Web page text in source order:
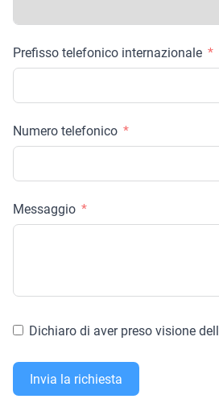
Prefisso telefonico internazionale
Numero telefonico
Messaggio
Dichiaro di aver preso visione
Invia la richiesta